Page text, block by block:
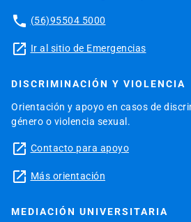
phone (56)95504 5000
launch Ir al sitio de Emergencias
DISCRIMINACIÓN Y VIOLENCIA
Orientación y apoyo en casos de
género o violencia sexual.
launch Contacto para apoyo
launch Más orientación
MEDIACIÓN UNIVERSITARIA